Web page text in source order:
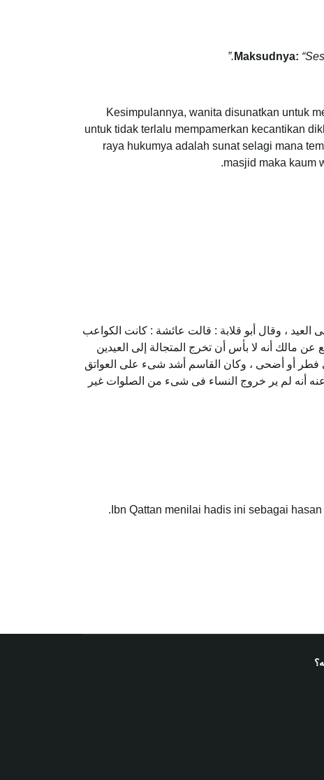
Maksudnya:
Kesimpulannya, wanita disunatkan untuk
untuk tidak terlalu mempamerkan kecantikan
raya hukumya adalah sunat selagi mana
masjid maka kaum
، وقال أبو قلابة : قالت عائشة : كانت الكواعب
مالك أنه لا بأس أن تخرج المتجالة إلى العيدين
فطر أو أضحى ، وكان القاسم أشد شىء على العواتق
أنه لم ير خروج النساء فى شىء من الصلوات غير